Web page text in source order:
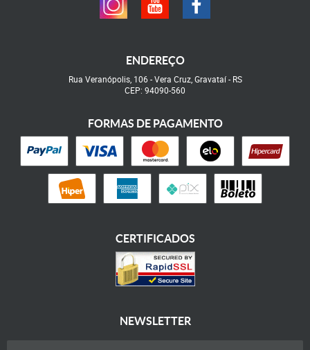
ENDEREÇO
Rua Veranópolis, 106 -Vera Cruz, Gravataí- RS
CEP: 94090-560
FORMAS DE PAGAMENTO
CERTIFICADOS
NEWSLETTER